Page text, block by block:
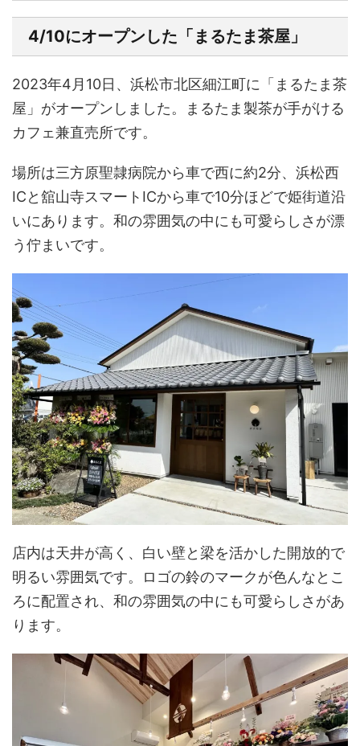
4/10にオープンした「まるたま茶屋」
2023年4月10日、浜松市北区細江町に「まるたま茶
屋」がオープンしました。まるたま製茶が手がける
カフェ兼直売所です。
場所は三方原聖隷病院から車で西に約2分、浜松西
ICと舘山寺スマートICから車で10分ほどで姫街道沿
いにあります。和の雰囲気の中にも可愛らしさが漂
う佇まいです。
店内は天井が高く、白い壁と梁を活かした開放的で
明るい雰囲気です。ロゴの鈴のマークが色んなとこ
ろに配置され、和の雰囲気の中にも可愛らしさがあ
ります。